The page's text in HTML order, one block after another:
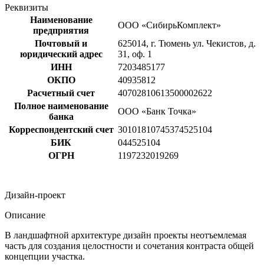
Реквизиты
Наименование
предприятия
ООО «СибирьКомплект»
Почтовый и
юридический адрес
625014, г. Тюмень ул. Чекистов, д.
31, оф. 1
ИНН
7203485177
ОКПО
40935812
Расчетный счет
40702810613500002622
Полное наименование
банка
ООО «Банк Точка»
Корреспондентский счет 30101810745374525104
БИК
044525104
ОГРН
1197232019269
Дизайн-проект
Описание
В ландшафтной архитектуре дизайн проекты неотъемлемая
часть для создания целостности и сочетания контраста общей
концепции участка.